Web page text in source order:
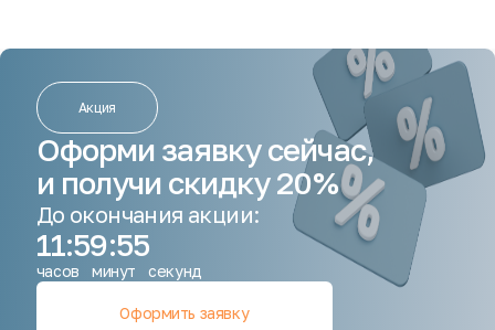
Акция
Оформи заявку сейчас,
и получи скидку 20%
До окончания акции:
11:59:54
часов минут секунд
Оформить заявку